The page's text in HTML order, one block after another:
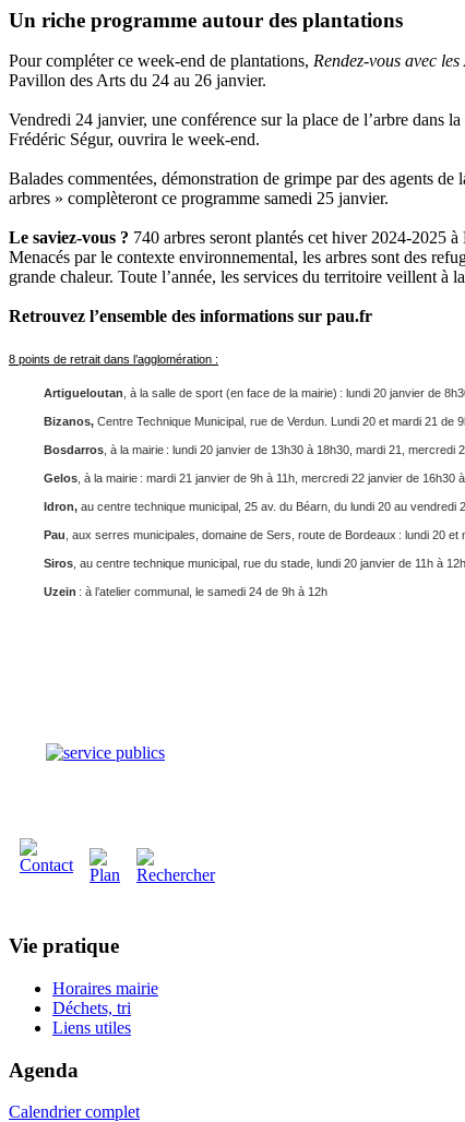
Un riche programme autour des plantations
Pour compléter ce week-end de plantations, Rendez-vous avec
Pavillon des Arts du 24 au 26 janvier.
Vendredi 24 janvier, une conférence sur la place de l’arbre dans
Frédéric Ségur, ouvrira le week-end.
Balades commentées, démonstration de grimpe par des agents
arbres » complèteront ce programme samedi 25 janvier.
Le saviez-vous ? 740 arbres seront plantés cet hiver 2024-2025
Menacés par le contexte environnemental, les arbres sont des
grande chaleur. Toute l’année, les services du territoire veillent à
Retrouvez l’ensemble des informations sur pau.fr
8 points de retrait dans l’agglomération :
Artigueloutan, à la salle de sport (en face de la mairie) : lundi 20 janvier de
Bizanos, Centre Technique Municipal, rue de Verdun. Lundi 20 et mardi 21 de
Bosdarros, à la mairie : lundi 20 janvier de 13h30 à 18h30, mardi 21,
Gelos, à la mairie : mardi 21 janvier de 9h à 11h, mercredi 22 janvier de 16h30
Idron, au centre technique municipal, 25 av. du Béarn, du lundi 20 au vendredi
Pau, aux serres municipales, domaine de Sers, route de Bordeaux : lundi 20
Siros, au centre technique municipal, rue du stade, lundi 20 janvier de 11h à
Uzein : à l’atelier communal, le samedi 24 de 9h à 12h
Vie pratique
Horaires mairie
Déchets, tri
Liens utiles
Agenda
Calendrier complet